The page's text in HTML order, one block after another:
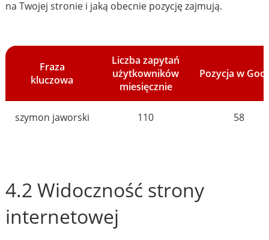
na Twojej stronie i jaką obecnie pozycję zajmują.
Fraza
kluczowa
Liczba zapytań
użytkowników
miesięcznie
Pozycja w
szymon jaworski 110 58
4.2 Widoczność strony
internetowej